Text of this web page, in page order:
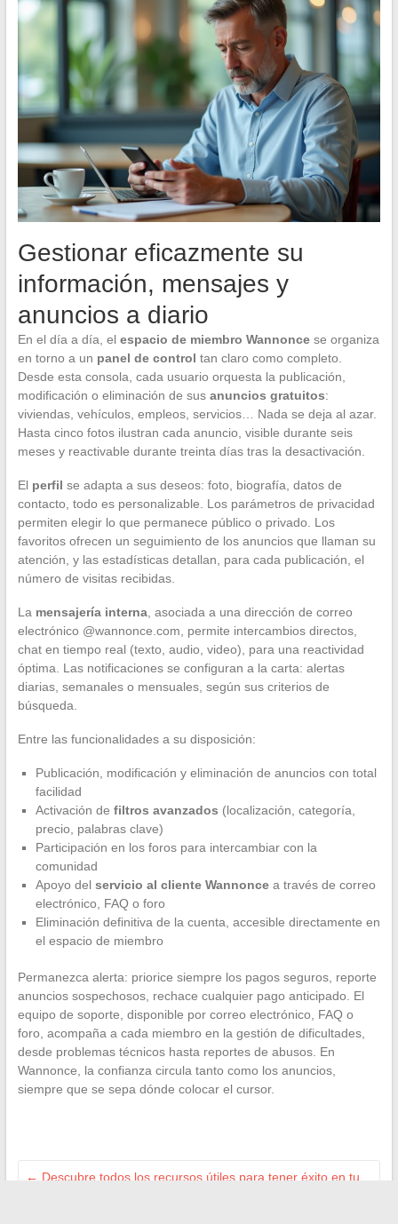
Gestionar eficazmente su
información, mensajes y
anuncios a diario
En el día a día, el espacio de miembro Wannoncese organiza
en torno a un panel de control tan claro como completo.
Desde esta consola, cada usuario orquesta la publicación,
modificación o eliminación de sus anuncios gratuitos:
viviendas, vehículos, empleos, servicios… Nada se deja al azar.
Hasta cinco fotos ilustran cada anuncio, visible durante seis
meses y reactivable durante treinta días tras la desactivación.
El perfil se adapta a sus deseos: foto, biografía, datos de
contacto, todo es personalizable. Los parámetros de privacidad
permiten elegir lo que permanece público o privado. Los
favoritos ofrecen un seguimiento de los anuncios que llaman su
atención, y las estadísticas detallan, para cada publicación, el
número de visitas recibidas.
La mensajería interna, asociada a una dirección de correo
electrónico @wannonce.com, permite intercambios directos,
chat en tiempo real (texto, audio, video), para una reactividad
óptima. Las notificaciones se configuran a la carta: alertas
diarias, semanales o mensuales, según sus criterios de
búsqueda.
Entre las funcionalidades a su disposición:
Publicación, modificación y eliminación de anuncios con total
facilidad
Activación de filtros avanzados (localización, categoría,
precio, palabras clave)
Participación en los foros para intercambiar con la
comunidad
Apoyo del servicio al cliente Wannoncea través de correo
electrónico, FAQ o foro
Eliminación definitiva de la cuenta, accesible directamente en
el espacio de miembro
Permanezca alerta: priorice siempre los pagos seguros, reporte
anuncios sospechosos, rechace cualquier pago anticipado. El
equipo de soporte, disponible por correo electrónico, FAQ o
foro, acompaña a cada miembro en la gestión de dificultades,
desde problemas técnicos hasta reportes de abusos. En
Wannonce, la confianza circula tanto como los anuncios,
siempre que se sepa dónde colocar el cursor.
← Descubre todos los recursos útiles para tener éxito en tu